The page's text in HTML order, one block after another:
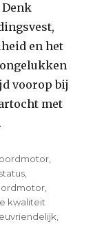
Denk
en het
voorop bij
met
kwaliteit